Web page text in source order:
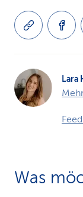
Lara
Was